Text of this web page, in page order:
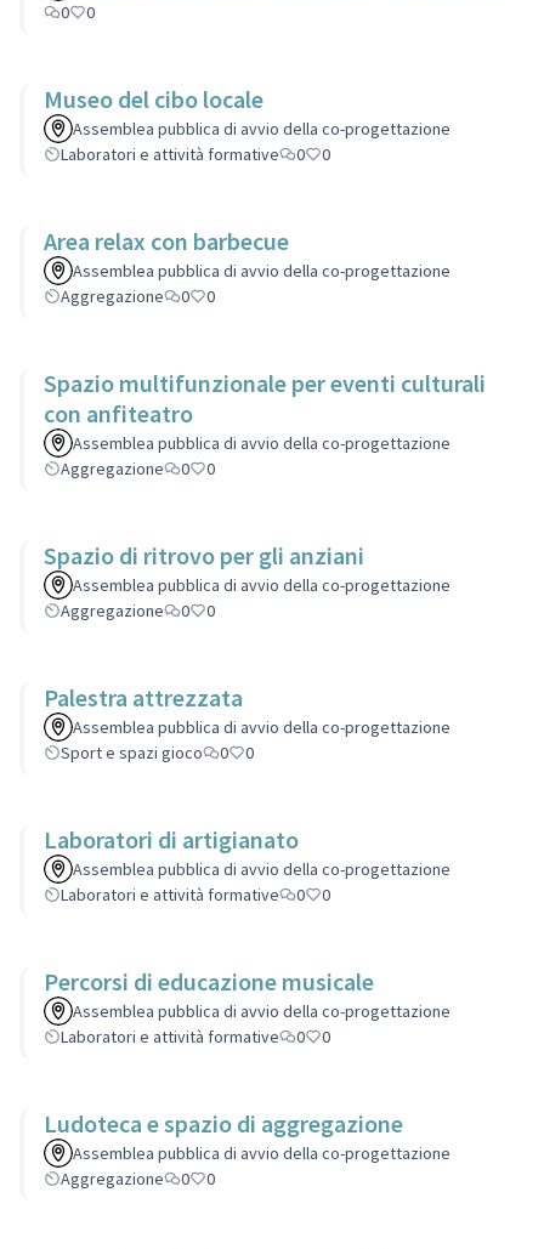
0
0
Museo del cibo locale
Assemblea pubblica di avvio della co-progettazione
Laboratori e attività formative
0 0
Area relax con barbecue
Assemblea pubblica di avvio della co-progettazione
Aggregazione
0 0
Spazio multifunzionale per eventi culturali
con anfiteatro
Assemblea pubblica di avvio della co-progettazione
Aggregazione
0 0
Spazio di ritrovo per gli anziani
Assemblea pubblica di avvio della co-progettazione
Aggregazione
0 0
Palestra attrezzata
Assemblea pubblica di avvio della co-progettazione
Sport e spazi gioco
0 0
Laboratori di artigianato
Assemblea pubblica di avvio della co-progettazione
Laboratori e attività formative
0 0
Percorsi di educazione musicale
Assemblea pubblica di avvio della co-progettazione
Laboratori e attività formative
0 0
Ludoteca e spazio di aggregazione
Assemblea pubblica di avvio della co-progettazione
Aggregazione
0 0